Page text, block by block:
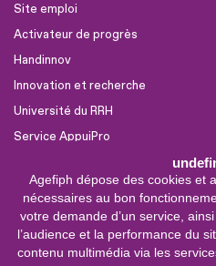
Agefiph dépose des cookies et
nécessaires au bon
votre demande d’un service,
l’audience et la performance du
contenu multimédia via les
Site emploi
Activateur de progrès
Handinnov
Innovation et recherche
Université du RRH
Service AppuiPro
Nous suivre
Youtube
Linkedin